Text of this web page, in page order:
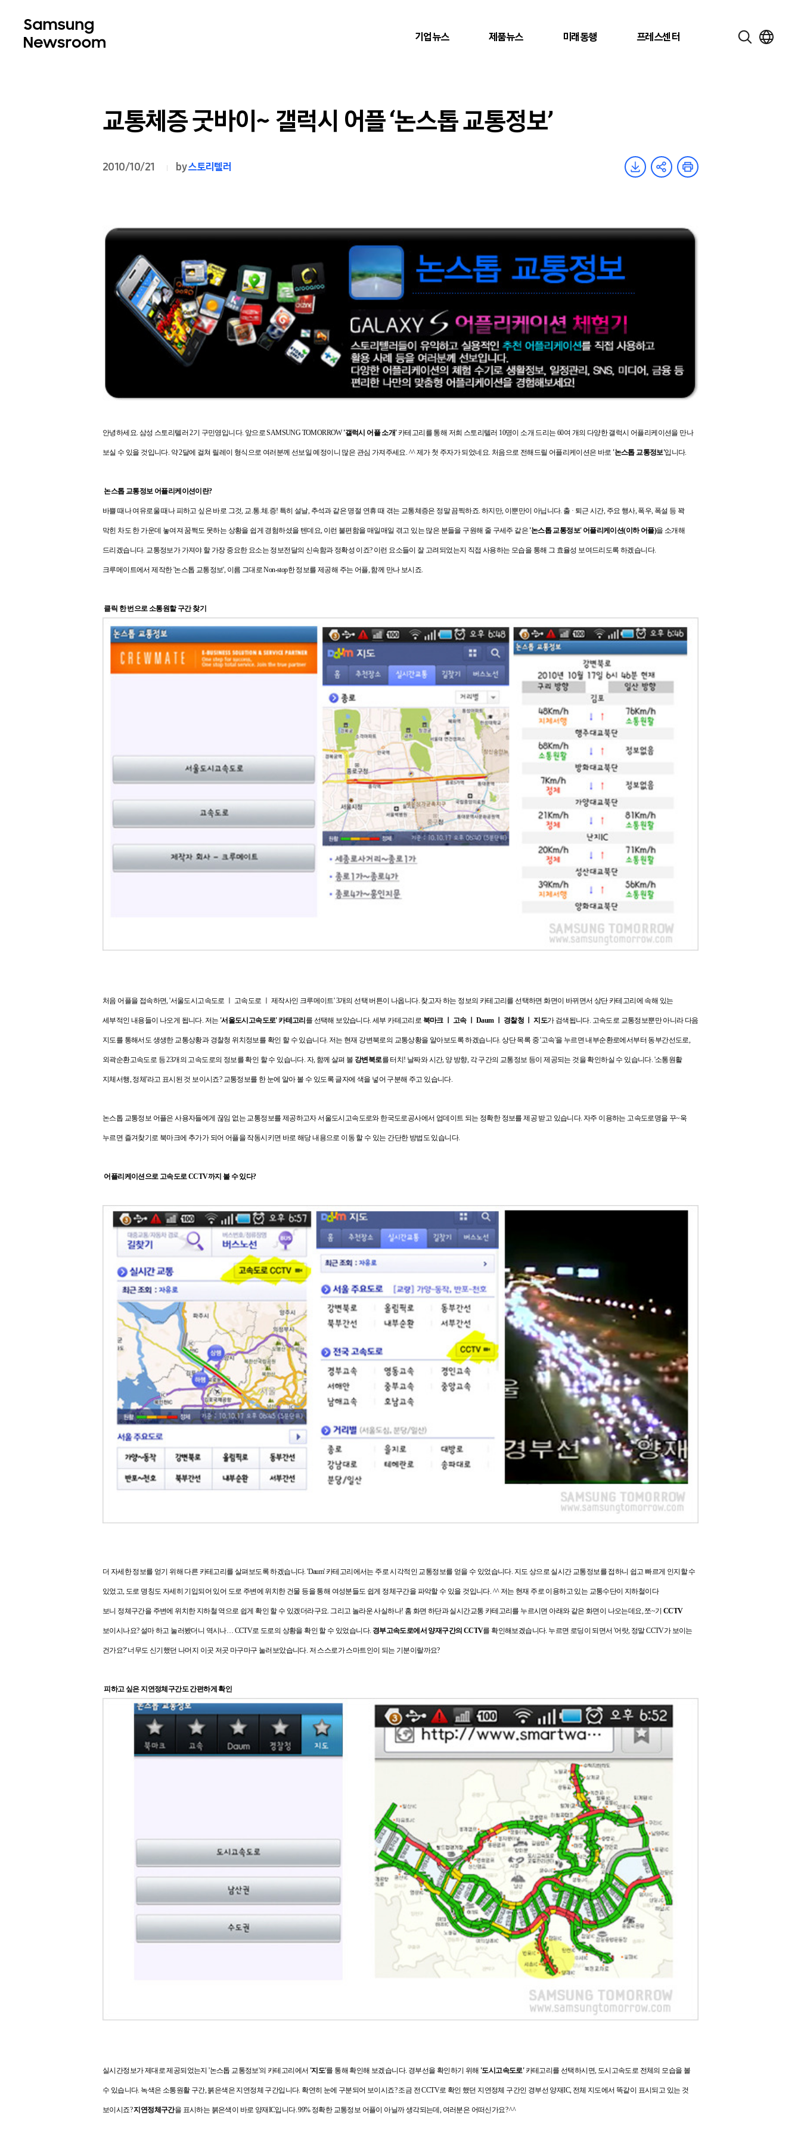
기업뉴스 제품뉴스 미래동행 프레스센터
교통체증 굿바이~ 갤럭시 어플 ‘논스톱 교통정보’
2010/10/21 by스토리텔러
안녕하세요. 삼성 스토리텔러 2기 구민영입니다. 앞으로 SAMSUNG TOMORROW'갤럭시 어플 소개'카테고리를 통해 저희 스토리텔러 10명이 소개 드리는 60여 개의 다양한 갤럭시 어플리케이션을 만나
보실 수 있을 것입니다. 약 2달에 걸쳐 릴레이 형식으로 여러분께 선보일 예정이니 많은 관심 가져주세요. ^^ 제가 첫 주자가 되었네요. 처음으로 전해드릴 어플리케이션은 바로 '논스톱 교통정보'입니다.
논스톱 교통정보 어플리케이션이란?
바쁠 때나 여유로울 때나 피하고 싶은 바로 그것, 교.통.체.증! 특히 설날, 추석과 같은 명절 연휴 때 겪는 교통체증은 정말 끔찍하죠. 하지만, 이뿐만이 아닙니다. 출 · 퇴근 시간, 주요 행사, 폭우, 폭설 등 꽉
막힌 차도 한 가운데 놓여져 꿈쩍도 못하는 상황을 쉽게 경험하셨을 텐데요, 이런 불편함을 매일매일 겪고 있는 많은 분들을 구원해 줄 구세주 같은 '논스톱 교통정보' 어플리케이션(이하 어플)을 소개해
드리겠습니다. 교통정보가 가져야 할 가장 중요한 요소는 정보전달의 신속함과 정확성 이죠? 이런 요소들이 잘 고려되었는지 직접 사용하는 모습을 통해 그 효율성 보여드리도록 하겠습니다.
크루메이트에서 제작한 '논스톱 교통정보', 이름 그대로 Non-stop한 정보를 제공해 주는 어플, 함께 만나 보시죠.
클릭 한 번으로 소통원할 구간 찾기
처음 어플을 접속하면, '서울도시고속도로 ㅣ 고속도로 ㅣ 제작사인 크루메이트' 3개의 선택 버튼이 나옵니다. 찾고자 하는 정보의 카테고리를 선택하면 화면이 바뀌면서 상단 카테고리에 속해 있는
세부적인 내용들이 나오게 됩니다. 저는 '서울도시고속도로' 카테고리를 선택해 보았습니다.세부 카테고리로 북마크 ㅣ 고속 ㅣ Daum ㅣ 경찰청 ㅣ 지도가 검색됩니다. 고속도로 교통정보뿐만 아니라 다음
지도를 통해서도 생생한 교통상황과 경찰청 위치정보를 확인 할 수 있습니다. 저는 현재 강변북로의 교통상황을 알아보도록 하겠습니다.상단 목록 중 '고속'을 누르면 내부순환로에서부터 동부간선도로,
외곽순환고속도로 등 23개의 고속도로의 정보를 확인 할 수 있습니다. 자, 함께 살펴 볼 강변북로를 터치! 날짜와 시간, 양 방향, 각 구간의 교통정보 등이 제공되는 것을 확인하실 수 있습니다. '소통원활
지체서행, 정체'라고 표시된 것 보이시죠? 교통정보를 한 눈에 알아 볼 수 있도록 글자에 색을 넣어 구분해 주고 있습니다.
논스톱 교통정보 어플은 사용자들에게 끊임 없는 교통정보를 제공하고자서울도시고속도로와 한국도로공사에서 업데이트 되는 정확한 정보를 제공 받고 있습니다.자주 이용하는 고속도로명을 꾸~욱
누르면 즐겨찾기로 북마크에 추가가 되어 어플을 작동시키면 바로 해당 내용으로 이동 할 수 있는 간단한 방법도 있습니다.
어플리케이션으로 고속도로 CCTV까지 볼 수 있다?
더 자세한 정보를 얻기 위해 다른 카테고리를 살펴보도록 하겠습니다.'Daum' 카테고리에서는 주로 시각적인 교통정보를 얻을 수 있었습니다. 지도 상으로 실시간 교통정보를 접하니 쉽고 빠르게 인지할 수
있었고, 도로 명칭도 자세히 기입되어 있어 도로 주변에 위치한 건물 등을 통해 여성분들도 쉽게 정체구간을 파악할 수 있을 것입니다. ^^ 저는 현재 주로 이용하고 있는 교통수단이 지하철이다
보니 정체구간을 주변에 위치한 지하철 역으로 쉽게 확인 할 수 있겠더라구요. 그리고 놀라운 사실하나! 홈 화면 하단과 실시간교통 카테고리를 누르시면 아래와 같은 화면이 나오는데요, 쪼~기CCTV
보이시나요?설마 하고 눌러봤더니 역시나… CCTV로 도로의 상황을 확인 할 수 있었습니다. 경부고속도로에서 양재구간의 CCTV를 확인해보겠습니다. 누르면 로딩이 되면서 '어랏, 정말 CCTV가 보이는
건가요?'너무도 신기했던 나머지 이곳 저곳 마구마구 눌러보았습니다. 저 스스로가스마트인이 되는 기분이랄까요?
피하고 싶은 지연정체구간도 간편하게 확인
실시간정보가 제대로 제공되었는지 '논스톱 교통정보'의 카테고리에서 '지도'를 통해 확인해 보겠습니다. 경부선을 확인하기 위해 '도시고속도로'카테고리를 선택하시면, 도시고속도로 전체의 모습을 볼
수 있습니다. 녹색은 소통원활 구간, 붉은색은 지연정체 구간입니다. 확연히 눈에 구분되어 보이시죠? 조금 전CCTV로 확인 했던 지연정체 구간인 경부선 양재IC, 전체 지도에서 똑같이 표시되고 있는 것
보이시죠?지연정체구간을 표시하는 붉은색이 바로 양재IC입니다.99% 정확한 교통정보 어플이 아닐까 생각되는데, 여러분은 어떠신가요? ^^